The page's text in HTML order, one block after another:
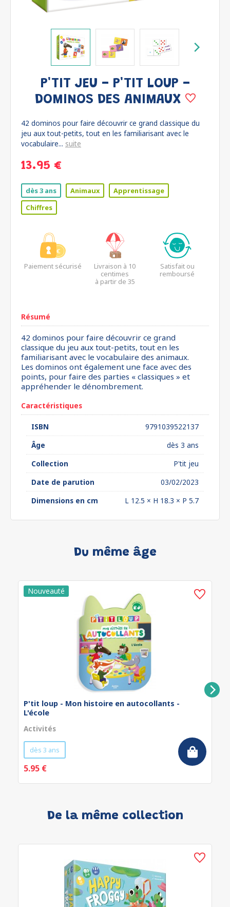
P'TIT JEU - P'TIT LOUP -
DOMINOS DES ANIMAUX
42 dominos pour faire découvrir ce grand classique du
jeu aux tout-petits, tout en les familiarisant avec le
vocabulaire... suite
13.95 €
dès 3 ans Animaux
Apprentissage
Chiffres
Paiement sécurisé
Livraison à 10
centimes
à partir de 35
Satisfait ou
remboursé
Résumé
42 dominos pour faire découvrir ce grand
classique du jeu aux tout-petits, tout en les
familiarisant avec le vocabulaire des animaux.
Les dominos ont également une face avec des
points, pour faire des parties « classiques » et
appréhender le dénombrement.
Caractéristiques
ISBN
9791039522137
Âge
dès 3 ans
Collection
P'tit jeu
Date de parution
03/02/2023
Dimensions en cm
L 12.5 × H 18.3 × P 5.7
Du même âge
P'tit loup - Mon histoire en autocollants -
L'école
Activités
dès 3 ans
5.95 €
De la même collection